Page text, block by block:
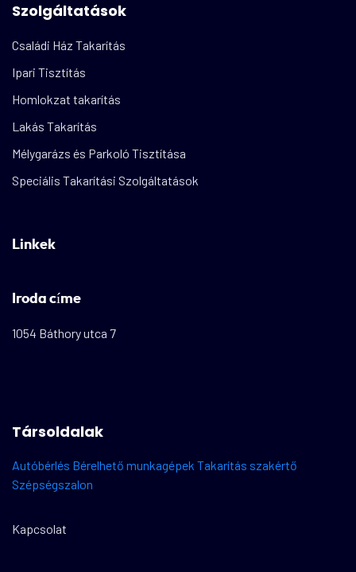
Szolgáltatások
Családi Ház Takarítás
Ipari Tisztítás
Homlokzat takarítás
Lakás Takarítás
Mélygarázs és Parkoló Tisztítása
Speciális Takarítási Szolgáltatások
Linkek
Iroda címe
1054 Báthory utca 7
Társoldalak
Autóbérlés Bérelhető munkagépek Takarítás szakértő
Szépségszalon
Kapcsolat